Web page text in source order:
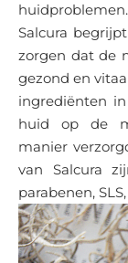
huidproblemen.
Salcura
zorgen dat de
gezond en
ingrediënten
huid op de
manier
van Salcura
parabenen,